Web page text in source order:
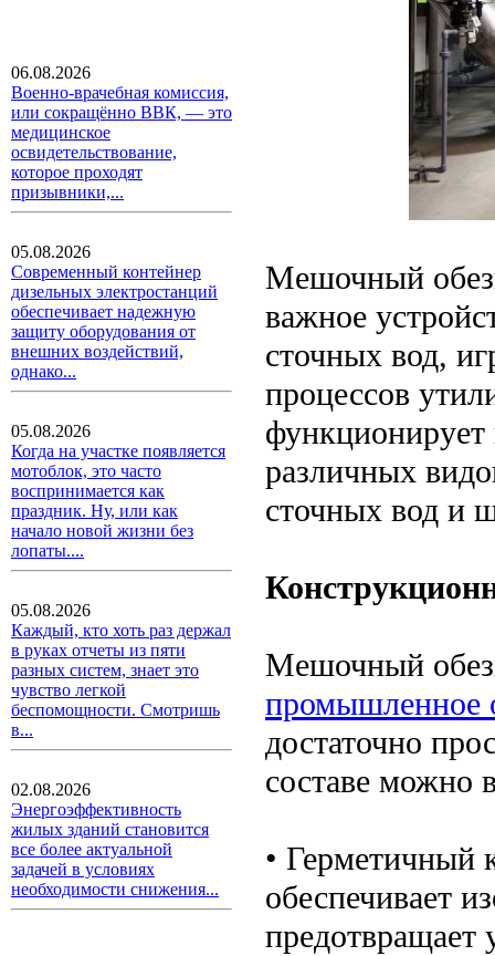
06.08.2026
Военно-врачебная комиссия,
или сокращённо ВВК, — это
медицинское
освидетельствование,
которое проходят
призывники,...
05.08.2026
Современный контейнер
дизельных электростанций
обеспечивает надежную
защиту оборудования от
внешних воздействий,
однако...
05.08.2026
Когда на участке появляется
мотоблок, это часто
воспринимается как
праздник. Ну, или как
начало новой жизни без
лопаты....
05.08.2026
Каждый, кто хоть раз держал
в руках отчеты из пяти
разных систем, знает это
чувство легкой
беспомощности. Смотришь
в...
02.08.2026
Энергоэффективность
жилых зданий становится
все более актуальной
задачей в условиях
необходимости снижения...
Мешочный
важное
сточных вод,
процессов
функционирует
различных
сточных вод и
Мешочный
промышленное
достаточно
составе можно
• Герметичный
обеспечивает
предотвращает